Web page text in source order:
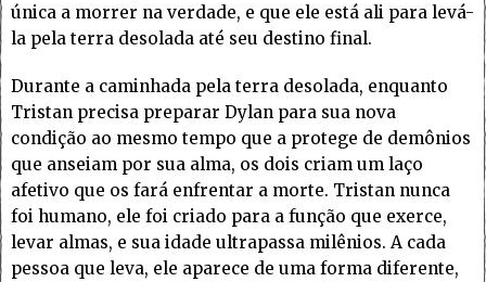
única a morrer na verdade, e que ele está ali para levá-
la pela terra desolada até seu destino final.
Durante a caminhada pela terra desolada, enquanto
Tristan precisa preparar Dylan para sua nova
condição ao mesmo tempo que a protege de demônios
que anseiam por sua alma, os dois criam um laço
afetivo que os fará enfrentar a morte. Tristan nunca
foi humano, ele foi criado para a função que exerce,
levar almas, e sua idade ultrapassa milênios. A cada
pessoa que leva, ele aparece de uma forma diferente,